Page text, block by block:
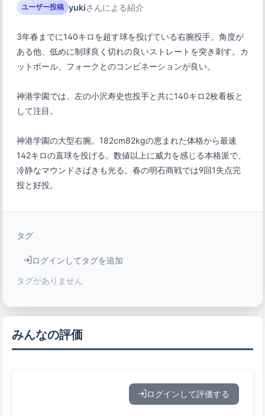
ユーザー投稿 yukiさんによる紹介
3年春までに140キロを超す球を投げている右腕投手。角度が
ある他、低めに制球良く切れの良いストレートを突き刺す。カ
神港学園では、左の小沢寿史也投手と共に140キロ2枚看板と
して注目。
神港学園の大型右腕。182cm82kgの恵まれた体格から最速
142キロの直球を投げる。数値以上に威力を感じる本格派で、
冷静なマウンドさばきも光る。春の明石商戦では9回1失点完
投と好投。
タグ
ログインしてタグを追加
タグがありません
みんなの評価
ログインして評価する